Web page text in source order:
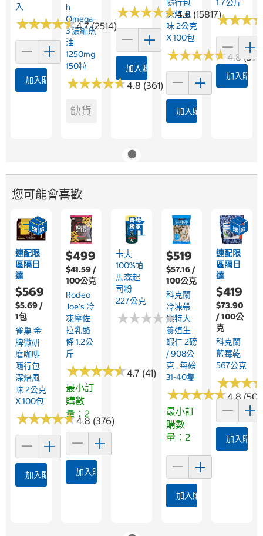
入
★★★★★
★★★★★4.7 (2514)
加入購物車
H
Omega-
3 濃縮魚
油
1250mg
150粒
★★★★★
★★★★★4.8 (361)
缺貨
★★★★★
★★★★★4.8 (15817)
加入購物車
隨行包
深焙風
味 2公克
X 100包
★★★★★
★★★★★4.8
加入購物車
1.7公斤
★★★
★★★
加入購物
您可能會喜歡
速配限
區隔日
達
$569
$5.69 /
1包
雀巢 金
牌微研
磨咖啡
隨行包
深焙風
味 2公克
X 100包
★★★★★
★★★★★4.8 (376)
加入購物車
$499
$41.59 /
100公克
Rodeo
Joe's 冷
凍摩佐
拉乳酪
條 1.2公
斤
★★★★★
★★★★★4.7 (41)
最小訂
購數
量：2
加入購物車
卡夫
100%帕
馬森起
司粉
227公克
★★★★★
★★★★★
$519
$57.16 /
100公克
科克蘭
冷凍帶
尾特大
養殖生
蝦仁 2磅
/ 908公
克 , 每磅
31-40隻
★★★★★
★★★★★4.8
最小訂
購數
量：2
加入購物車
速配限
區隔日
達
$419
$73.90
/ 100公
克
科克蘭
藍莓乾
567公克
★★★
★★★
加入購物